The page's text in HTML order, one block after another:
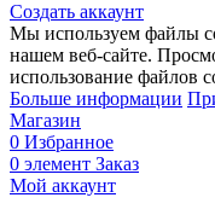
Создать аккаунт
Мы используем файлы
нашем веб-сайте.
использование файлов
Больше информации
Магазин
0 Избранное
0 элемент Заказ
Мой аккаунт